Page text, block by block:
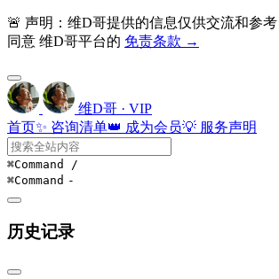
🚨 声明：维D哥提供的信息仅供交流和参
同意 维D哥平台的 免责条款 →
维D哥 · VIP
首页✨ 咨询清单👑 成为会员💡 服务声明
⌘Command /
⌘Command -
历史记录